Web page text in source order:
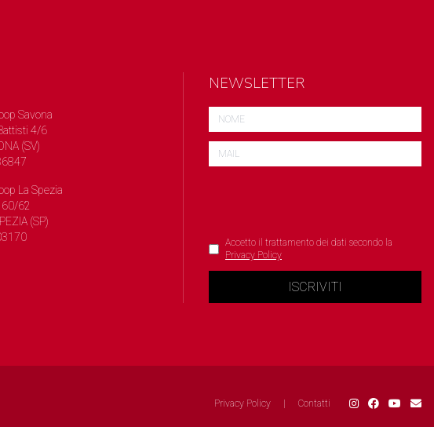
Savona
4/6
(SV)
La Spezia
60/62
(SP)
NEWSLETTER
Accetto il trattamento dei dati secondo la
Privacy Policy
ISCRIVITI
Privacy Policy Contatti